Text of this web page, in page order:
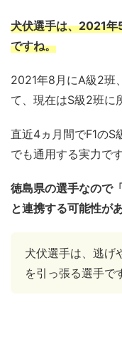
犬伏選手は、2021年
ですね。
2021年8月にA級2班
て、現在はS級2班に
直近4ヵ月間でF1のS
でも通用する実力です
徳島県の選手なので
と連携する可能性が
犬伏選手は、逃げ
を引っ張る選手で